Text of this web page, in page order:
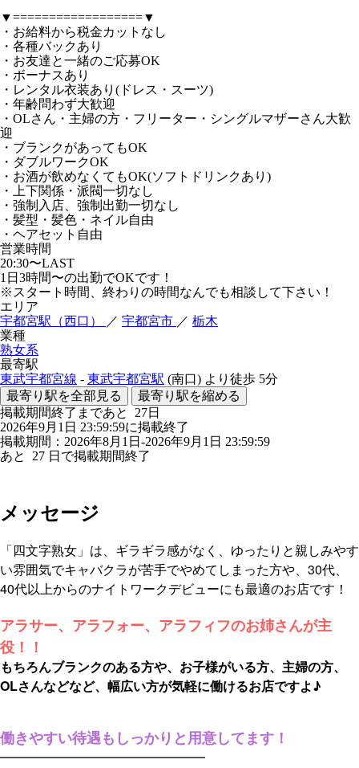
▼==================▼
・お給料から税金カットなし
・各種バックあり
・お友達と一緒のご応募OK
・ボーナスあり
・レンタル衣装あり(ドレス・スーツ)
・年齢問わず大歓迎
・OLさん・主婦の方・フリーター・シングルマザーさん大歓
迎
・ブランクがあってもOK
・ダブルワークOK
・お酒が飲めなくてもOK(ソフトドリンクあり)
・上下関係・派閥一切なし
・強制入店、強制出勤一切なし
・髪型・髪色・ネイル自由
・ヘアセット自由
営業時間
20:30〜LAST
1日3時間〜の出勤でOKです！
※スタート時間、終わりの時間なんでも相談して下さい！
エリア
宇都宮駅（西口）
／ 宇都宮市 ／ 栃木
業種
熟女系
最寄駅
東武宇都宮線 - 東武宇都宮駅 (南口) より徒歩 5分
最寄り駅を全部見る
最寄り駅を縮める
掲載期間終了まであと 27日
2026年9月1日 23:59:59に掲載終了
掲載期間：2026年8月1日-2026年9月1日 23:59:59
あと 27 日で掲載期間終了
メッセージ
「四文字熟女」は、ギラギラ感がなく、ゆったりと親しみやす
い雰囲気でキャバクラが苦手でやめてしまった方や、30代、
40代以上からのナイトワークデビューにも最適のお店です！
アラサー、アラフォー、アラフィフのお姉さんが主
役！！
もちろんブランクのある方や、お子様がいる方、主婦の方、
OLさんなどなど、幅広い方が気軽に働けるお店ですよ♪
働きやすい待遇もしっかりと用意してます！
━━━━━━━━━━━━━━━━